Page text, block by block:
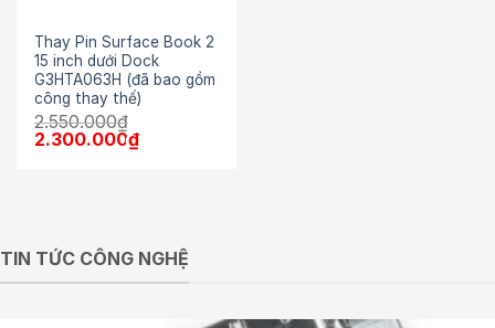
Thay Pin Surface Book 2
15 inch dưới Dock
G3HTA063H (đã bao gồm
công thay thế)
2.550.000₫
Giá
2.300.000₫Giá
TIN TỨC CÔNG NGHỆ